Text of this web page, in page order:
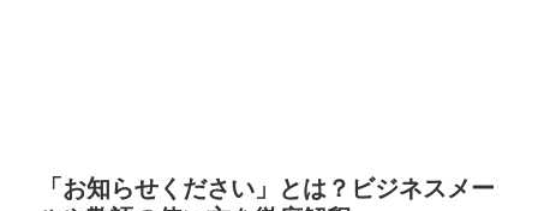
「お知らせください」とは？ビジネスメー